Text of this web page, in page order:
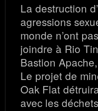
La destruction
agressions
monde n’ont
joindre à Rio
Bastion
Le projet de
Oak Flat
avec les